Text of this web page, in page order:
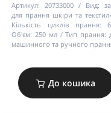
Артикул: 20733000 Вид:
для прання шкіри та
Кількість циклів прання:
6
Об'єм: 250 мл Тип прання:
машинного та ручного
До кошика